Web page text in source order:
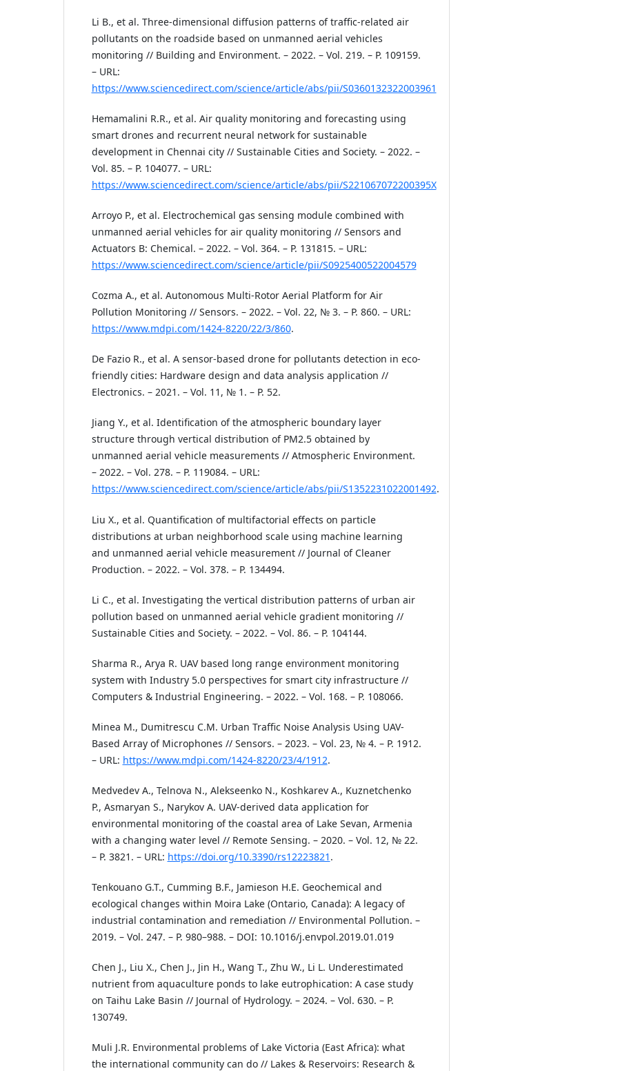
Li B., et al. Three-dimensional diffusion patterns of traffic-related air
pollutants on the roadside based on unmanned aerial vehicles
monitoring // Building and Environment. – 2022. – Vol. 219. – P. 109159.
– URL:
https://www.sciencedirect.com/science/article/abs/pii/S0360132322003961
Hemamalini R.R., et al. Air quality monitoring and forecasting using
smart drones and recurrent neural network for sustainable
development in Chennai city // Sustainable Cities and Society. – 2022. –
Vol. 85. – P. 104077. – URL:
https://www.sciencedirect.com/science/article/abs/pii/S221067072200395X
Arroyo P., et al. Electrochemical gas sensing module combined with
unmanned aerial vehicles for air quality monitoring // Sensors and
Actuators B: Chemical. – 2022. – Vol. 364. – P. 131815. – URL:
https://www.sciencedirect.com/science/article/pii/S0925400522004579
Cozma A., et al. Autonomous Multi-Rotor Aerial Platform for Air
Pollution Monitoring // Sensors. – 2022. – Vol. 22, № 3. – P. 860. – URL:
https://www.mdpi.com/1424-8220/22/3/860.
De Fazio R., et al. A sensor-based drone for pollutants detection in eco-
friendly cities: Hardware design and data analysis application //
Electronics. – 2021. – Vol. 11, № 1. – P. 52.
Jiang Y., et al. Identification of the atmospheric boundary layer
structure through vertical distribution of PM2.5 obtained by
unmanned aerial vehicle measurements // Atmospheric Environment.
– 2022. – Vol. 278. – P. 119084. – URL:
https://www.sciencedirect.com/science/article/abs/pii/S1352231022001492.
Liu X., et al. Quantification of multifactorial effects on particle
distributions at urban neighborhood scale using machine learning
and unmanned aerial vehicle measurement // Journal of Cleaner
Production. – 2022. – Vol. 378. – P. 134494.
Li C., et al. Investigating the vertical distribution patterns of urban air
pollution based on unmanned aerial vehicle gradient monitoring //
Sustainable Cities and Society. – 2022. – Vol. 86. – P. 104144.
Sharma R., Arya R. UAV based long range environment monitoring
system with Industry 5.0 perspectives for smart city infrastructure //
Computers & Industrial Engineering. – 2022. – Vol. 168. – P. 108066.
Minea M., Dumitrescu C.M. Urban Traffic Noise Analysis Using UAV-
Based Array of Microphones // Sensors. – 2023. – Vol. 23, № 4. – P. 1912.
– URL: https://www.mdpi.com/1424-8220/23/4/1912.
Medvedev A., Telnova N., Alekseenko N., Koshkarev A., Kuznetchenko
P., Asmaryan S., Narykov A. UAV-derived data application for
environmental monitoring of the coastal area of Lake Sevan, Armenia
with a changing water level // Remote Sensing. – 2020. – Vol. 12, № 22.
– P. 3821. – URL: https://doi.org/10.3390/rs12223821 .
Tenkouano G.T., Cumming B.F., Jamieson H.E. Geochemical and
ecological changes within Moira Lake (Ontario, Canada): A legacy of
industrial contamination and remediation // Environmental Pollution. –
2019. – Vol. 247. – P. 980–988. – DOI: 10.1016/j.envpol.2019.01.019
Chen J., Liu X., Chen J., Jin H., Wang T., Zhu W., Li L. Underestimated
nutrient from aquaculture ponds to lake eutrophication: A case study
on Taihu Lake Basin // Journal of Hydrology. – 2024. – Vol. 630. – P.
130749.
Muli J.R. Environmental problems of Lake Victoria (East Africa): what
the international community can do // Lakes & Reservoirs: Research &